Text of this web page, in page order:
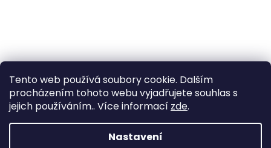
Tento web používá soubory cookie. Dalším
procházením tohoto webu vyjadřujete souhlas s
jejich používáním.. Více informací zde.
Nastavení
Vytvořil Shoptet